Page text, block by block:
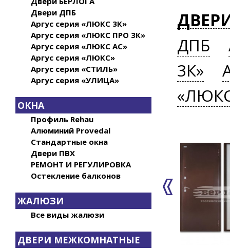
Двери ДПБ
Аргус серия «ЛЮКС 3К»
Аргус серия «ЛЮКС ПРО 3К»
Аргус серия «ЛЮКС АС»
Аргус серия «ЛЮКС»
Аргус серия «СТИЛЬ»
Аргус серия «УЛИЦА»
ОКНА
Профиль Rehau
Алюминий Provedal
Стандартные окна
Двери ПВХ
РЕМОНТ И РЕГУЛИРОВКА
Остекление балконов
ЖАЛЮЗИ
Все виды жалюзи
ДВЕРИ МЕЖКОМНАТНЫЕ
ДПБ
3К»